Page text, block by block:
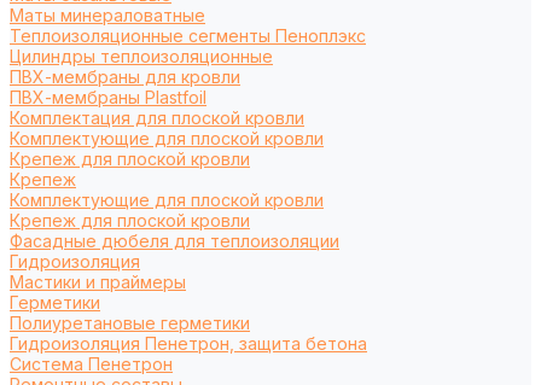
Маты минераловатные
Теплоизоляционные сегменты Пеноплэкс
Цилиндры теплоизоляционные
ПВХ-мембраны для кровли
ПВХ-мембраны Plastfoil
Комплектация для плоской кровли
Комплектующие для плоской кровли
Крепеж для плоской кровли
Крепеж
Комплектующие для плоской кровли
Крепеж для плоской кровли
Фасадные дюбеля для теплоизоляции
Гидроизоляция
Мастики и праймеры
Герметики
Полиуретановые герметики
Гидроизоляция Пенетрон, защита бетона
Система Пенетрон